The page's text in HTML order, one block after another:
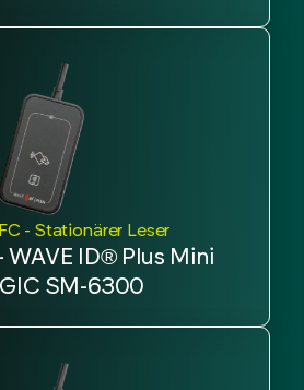
- Stationärer Leser
WAVE ID® Plus Mini
SM-6300